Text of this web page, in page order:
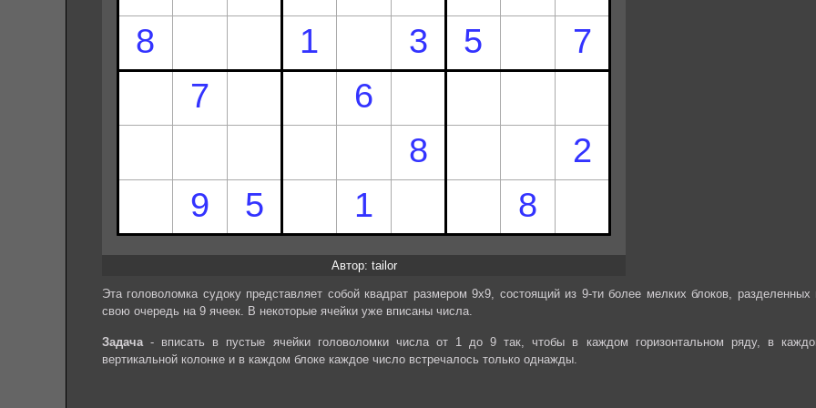
Автор: tailor
Эта головоломка судоку представляет собой квадрат размером 9х9, состоящий из 9-ти более мелких блоков, разделенных
свою очередь на 9 ячеек. В некоторые ячейки уже вписаны числа.
Задача- вписать в пустые ячейки головоломки числа от 1 до 9 так, чтобы в каждом горизонтальном ряду, в
вертикальной колонке и в каждом блоке каждое число встречалось только однажды.